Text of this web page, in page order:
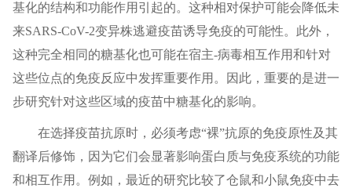
基化的结构和功能作用引起的。这种相对保护可能会降低未
来SARS-CoV-2变异株逃避疫苗诱导免疫的可能性。此外，
这种完全相同的糖基化也可能在宿主-病毒相互作用和针对
这些位点的免疫反应中发挥重要作用。因此，重要的是进一
步研究针对这些区域的疫苗中糖基化的影响。
在选择疫苗抗原时，必须考虑“裸”抗原的免疫原性及其
翻译后修饰，因为它们会显著影响蛋白质与免疫系统的功能
和相互作用。例如，最近的研究比较了仓鼠和小鼠免疫中去